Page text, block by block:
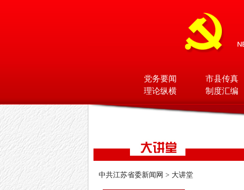
党务要闻 市县传真
理论纵横
制度汇编
中共江苏省委新闻网 > 大讲堂